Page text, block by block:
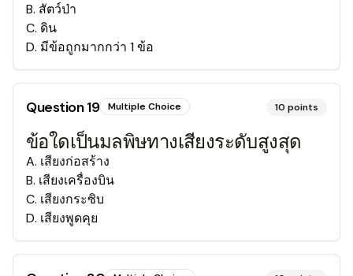
B. สัตว์ป่า
C. ดิน
D. มีข้อถูกมากกว่า 1 ข้อ
Question19 Multiple Choice 10 points
ข้อใดเป็นมลพิษทางเสียงระดับสูงสุด
A. เสียงก่อสร้าง
B. เสียงเครื่องบิน
C. เสียงกระซิบ
D. เสียงพูดคุย